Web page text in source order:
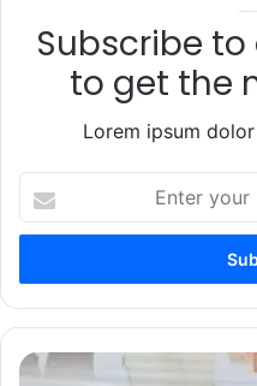
Subscribe
to get the
Lorem ipsum
your
Email